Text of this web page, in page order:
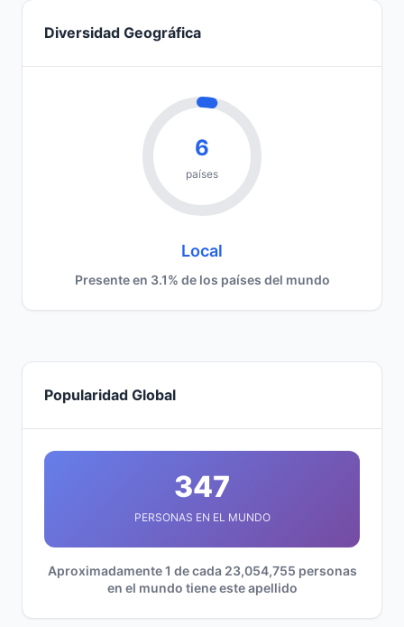
Diversidad Geográfica
6
países
Local
Presente en 3.1% de los países del mundo
Popularidad Global
347
PERSONAS EN EL MUNDO
Aproximadamente 1 de cada 23,054,755 personas
en el mundo tiene este apellido